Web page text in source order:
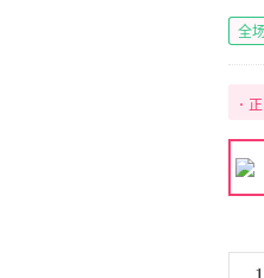
全
･